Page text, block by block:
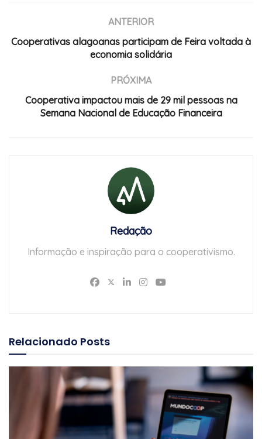
ANTERIOR
Cooperativas alagoanas participam de Feira voltada à
economia solidária
PRÓXIMA
Cooperativa impactou mais de 29 mil pessoas na
Semana Nacional de Educação Financeira
Redação
Informação e inspiração para o cooperativismo.
Relacionado Posts